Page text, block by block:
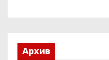
Архив